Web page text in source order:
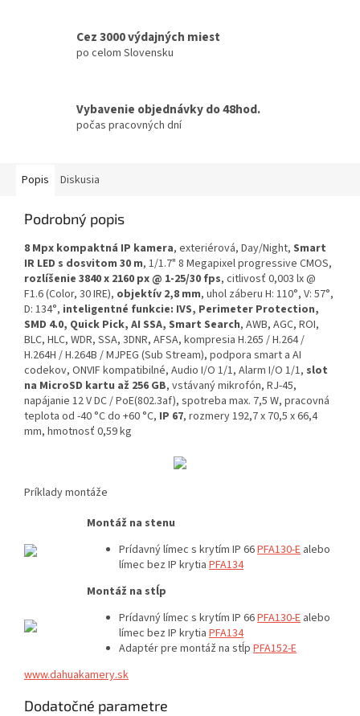
Cez 3000 výdajných miest
po celom Slovensku
Vybavenie objednávky do 48hod.
počas pracovných dní
Popis Diskusia
Podrobný popis
8 Mpx kompaktná IP kamera, exteriérová, Day/Night, Smart
IR LED s dosvitom 30 m, 1/1.7" 8 Megapixel progressive CMOS,
rozlíšenie 3840 x 2160 px @ 1-25/30 fps, citlivosť 0,003 lx @
F1.6 (Color, 30 IRE), objektív 2,8 mm, uhol záberu H: 110°, V: 57°,
D: 134°, inteligentné funkcie: IVS, Perimeter Protection,
SMD 4.0, Quick Pick, AI SSA, Smart Search, AWB, AGC, ROI,
BLC, HLC, WDR, SSA, 3DNR, AFSA, kompresia H.265 / H.264 /
H.264H / H.264B / MJPEG (Sub Stream), podpora smart a AI
codekov, ONVIF kompatibilné, Audio I/O 1/1, Alarm I/O 1/1, slot
na MicroSD kartu až 256 GB, vstávaný mikrofón, RJ-45,
napájanie 12 V DC / PoE(802.3af), spotreba max. 7,5 W, pracovná
teplota od -40 °C do +60 °C, IP 67, rozmery 192,7 x 70,5 x 66,4
mm, hmotnosť 0,59 kg
Príklady montáže
Montáž na stenu
Prídavný límec s krytím IP 66PFA130-E alebo
límec bez IP krytia PFA134
Montáž na stĺp
Prídavný límec s krytím IP 66PFA130-E alebo
límec bez IP krytia PFA134
Adaptér pre montáž na stĺp PFA152-E
www.dahuakamery.sk
Dodatočné parametre